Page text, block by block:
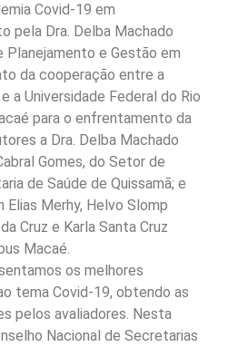
Covid-19 em
pela Dra. Delba Machado
Planejamento e Gestão em
da cooperação entre a
a Universidade Federal do Rio
para o enfrentamento da
a Dra. Delba Machado
Gomes, do Setor de
de Saúde de Quissamã; e
Merhy, Helvo Slomp
Cruz e Karla Santa Cruz
Macaé.
os melhores
tema Covid-19, obtendo as
pelos avaliadores. Nesta
Nacional de Secretarias